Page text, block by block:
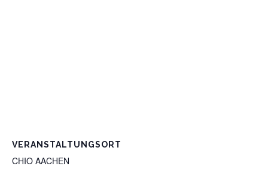
VERANSTALTUNGSORT
CHIO AACHEN